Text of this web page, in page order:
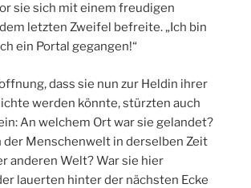
sie sich mit einem freudigen
letzten Zweifel befreite. „Ich bin
ein Portal gegangen!“
dass sie nun zur Heldin ihrer
werden könnte, stürzten auch
An welchem Ort war sie gelandet?
der Menschenwelt in derselben Zeit
anderen Welt? War sie hier
lauerten hinter der nächsten Ecke